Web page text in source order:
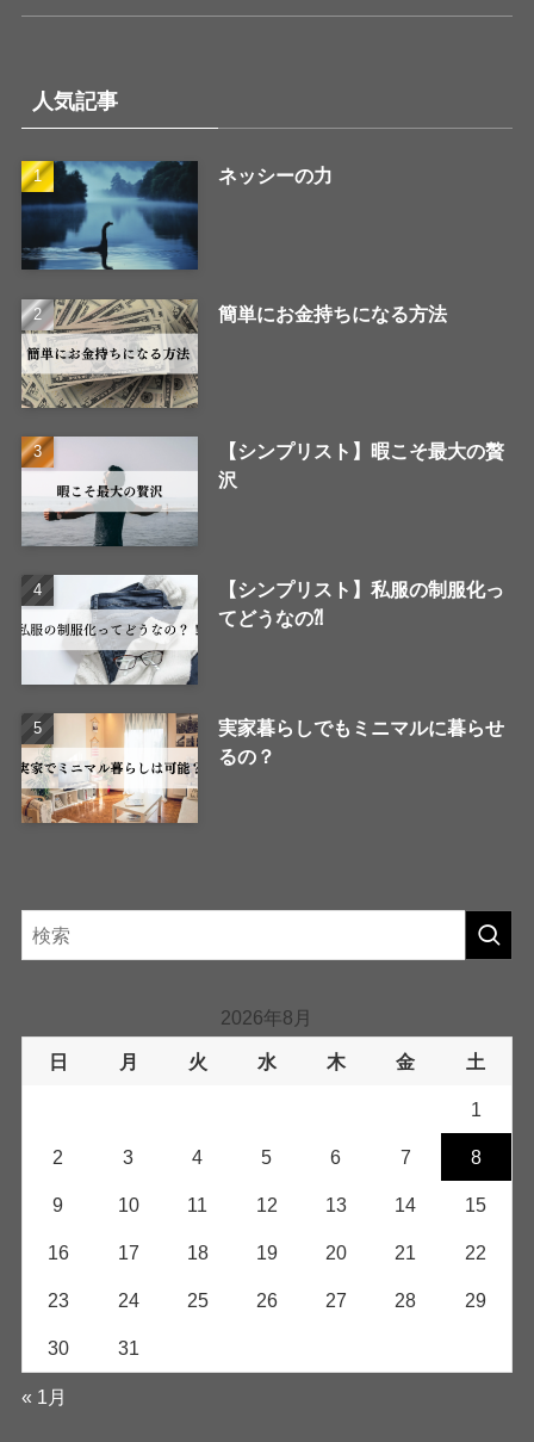
人気記事
ネッシーの力
簡単にお金持ちになる方法
【シンプリスト】暇こそ最大の贅
沢
【シンプリスト】私服の制服化っ
てどうなの⁈
実家暮らしでもミニマルに暮らせ
るの？
2026年8月
日 月 火 水 木 金 土
1
2 3 4 5 6 7 8
9 10 11 12 13 14 15
16 17 18 19 20 21 22
23 24 25 26 27 28 29
30 31
« 1月